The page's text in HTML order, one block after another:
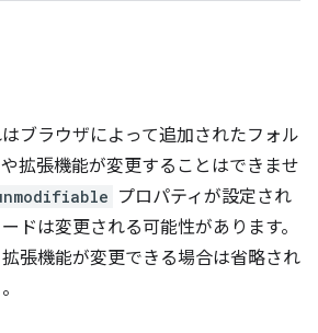
ブラウザによって追加されたフォル
拡張機能が変更することはできませ
プロパティが設定され
ドは変更される可能性があります。
張機能が変更できる場合は省略され